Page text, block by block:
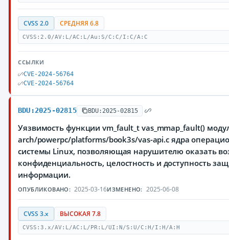
CVSS 2.0 СРЕДНЯЯ 6.8
CVSS:2.0/AV:L/AC:L/Au:S/C:C/I:C/A:C
ССЫЛКИ
CVE-2024-56764
CVE-2024-56764
BDU:2025-02815 BDU:2025-02815
Уязвимость функции vm_fault_t vas_mmap_fault()
arch/powerpc/platforms/book3s/vas-api.c ядра
системы Linux, позволяющая нарушителю оказать
конфиденциальность, целостность и доступность
информации.
ОПУБЛИКОВАНО: 2025-03-16ИЗМЕНЕНО: 2025-06-08
CVSS 3.x ВЫСОКАЯ 7.8
CVSS:3.x/AV:L/AC:L/PR:L/UI:N/S:U/C:H/I:H/A:H